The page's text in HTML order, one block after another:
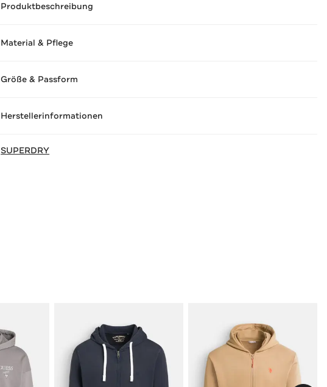
Produktbeschreibung
Material & Pflege
Größe & Passform
Herstellerinformationen
SUPERDRY